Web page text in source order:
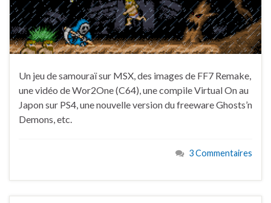
Un jeu de samouraï sur MSX, des images de FF7 Remake,
une vidéo de Wor2One (C64), une compile Virtual On au
Japon sur PS4, une nouvelle version du freeware Ghosts’n
Demons, etc.
3 Commentaires